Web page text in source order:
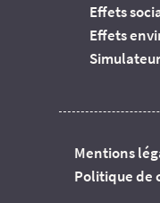
Effets
Effets
Mentions
Politique de